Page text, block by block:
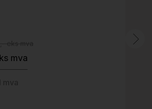
mva